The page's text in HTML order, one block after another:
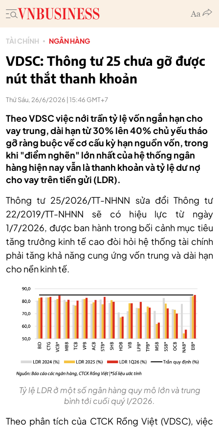
TÀI CHÍNH NGÂN HÀNG
VDSC: Thông tư 25 chưa gỡ được
nút thắt thanh khoản
Thứ Sáu, 26/6/2026 | 15:46 GMT+7
Theo VDSC việc nới trần tỷ lệ vốn ngắn hạn cho
vay trung, dài hạn từ 30% lên 40% chủ yếu tháo
gỡ ràng buộc về cơ cấu kỳ hạn nguồn vốn, trong
khi "điểm nghẽn" lớn nhất của hệ thống ngân
hàng hiện nay vẫn là thanh khoản và tỷ lệ dư nợ
cho vay trên tiền gửi (LDR).
Thông tư 25/2026/TT-NHNN sửa đổi Thông tư
22/2019/TT-NHNN sẽ có hiệu lực từ ngày
1/7/2026, được ban hành trong bối cảnh mục tiêu
tăng trưởng kinh tế cao đòi hỏi hệ thống tài chính
phải tăng khả năng cung ứng vốn trung và dài hạn
cho nền kinh tế.
Tỷ lệ LDR ở một số ngân hàng quy mô lớn và trung
bình tới cuối quý I/2026.
Theo phân tích của CTCK Rồng Việt (VDSC), việc